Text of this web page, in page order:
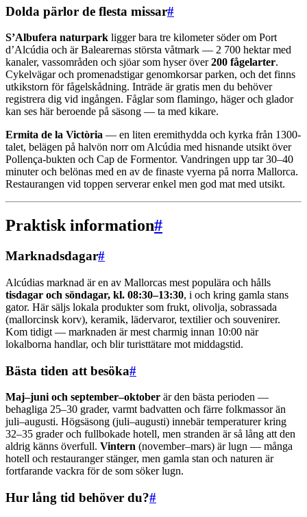
Dolda pärlor de flesta missar#
S’Albufera naturpark ligger bara tre kilometer söder om Port
d’Alcúdia och är Balearernas största våtmark — 2 700 hektar med
kanaler, vassområden och sjöar som hyser över200 fågelarter.
Cykelvägar och promenadstigar genomkorsar parken, och det finns
utkikstorn för fågelskådning. Inträde är gratis men du behöver
registrera dig vid ingången. Fåglar som flamingo, häger och glador
kan ses här beroende på säsong — ta med kikare.
Ermita de la Victòria — en liten eremithydda och kyrka från 1300-
talet, belägen på halvön norr om Alcúdia med hisnande utsikt över
Pollença-bukten och Cap de Formentor. Vandringen upp tar 30–40
minuter och belönas med en av de finaste vyerna på norra Mallorca.
Restaurangen vid toppen serverar enkel men god mat med utsikt.
Praktisk information#
Marknadsdagar#
Alcúdias marknad är en av Mallorcas mest populära och hålls
tisdagar och söndagar, kl. 08:30–13:30, i och kring gamla stans
gator. Här säljs lokala produkter som frukt, olivolja, sobrassada
(mallorcinsk korv), keramik, lädervaror, textilier och souvenirer.
Kom tidigt — marknaden är mest charmig innan 10:00 när
lokalborna handlar, och blir turisttätare mot middagstid.
Bästa tiden att besöka#
Maj–juni och september–oktober är den bästa perioden —
behagliga 25–30 grader, varmt badvatten och färre folkmassor än
juli–augusti. Högsäsong (juli–augusti) innebär temperaturer kring
32–35 grader och fullbokade hotell, men stranden är så lång att den
aldrig känns överfull. Vintern (november–mars) är lugn — många
hotell och restauranger stänger, men gamla stan och naturen är
fortfarande vackra för de som söker lugn.
Hur lång tid behöver du?#